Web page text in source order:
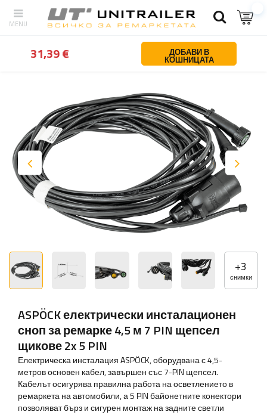
обратно У дома Осветление и електричество Електрически
+3
снимки
ASPÖCK електрически инсталационен
сноп за ремарке 4,5 м 7 PIN щепсел
щикове 2x 5 PIN
Електрическа инсталация ASPÖCK, оборудвана с 4,5-
метров основен кабел, завършен със 7-PIN щепсел.
Кабелът осигурява правилна работа на осветлението в
ремаркета на автомобили, а 5 PIN байонетните конектори
позволяват бърз и сигурен монтаж на задните светли
31,39 € ДОБАВИ В
КОШНИЦАТА